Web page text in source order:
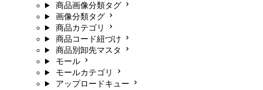
商品画像分類タグ
画像分類タグ
商品カテゴリ
商品コード紐づけ
商品別卸先マスタ
モール
モールカテゴリ
アップロードキュー